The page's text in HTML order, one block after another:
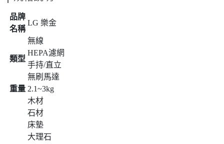
品牌
名稱
LG 樂金
類型
無線
HEPA濾網
手持/直立
無刷馬達
重量 2.1~3kg
木材
石材
床墊
大理石